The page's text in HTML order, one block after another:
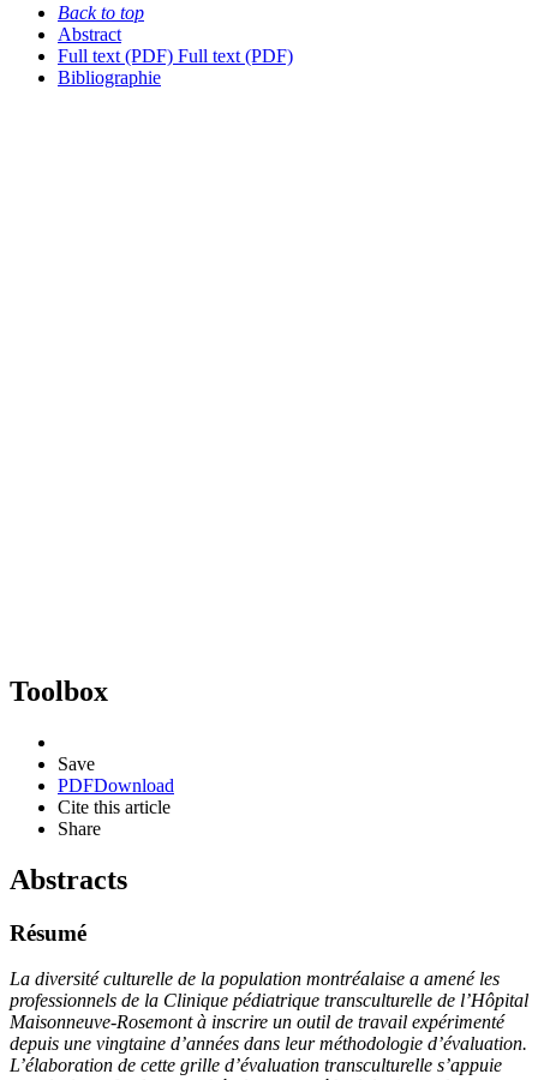
Back to top
Abstract
Full text (PDF) Full text (PDF)
Bibliographie
Toolbox
Save
PDFDownload
Cite this article
Share
Abstracts
Résumé
La diversité culturelle de la population montréalaise a amené les
professionnels de la Clinique pédiatrique transculturelle de l’Hôpital
Maisonneuve-Rosemont à inscrire un outil de travail expérimenté
depuis une vingtaine d’années dans leur méthodologie d’évaluation.
L’élaboration de cette grille d’évaluation transculturelle s’appuie